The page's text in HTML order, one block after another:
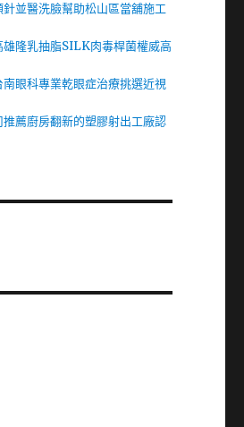
並醫洗臉幫助松山區當舖施工
雄隆乳抽脂SILK肉毒桿菌權威高
南眼科專業乾眼症治療挑選近視
推薦廚房翻新的塑膠射出工廠認